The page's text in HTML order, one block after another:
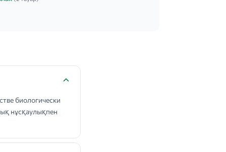
биологически
нұсқаулықпен